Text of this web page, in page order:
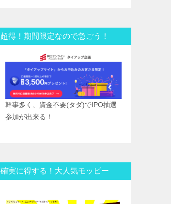
超得！期間限定なので急ごう！
幹事多く、資金不要(タダ)でIPO抽選
参加が出来る！
確実に得する！大人気モッピー